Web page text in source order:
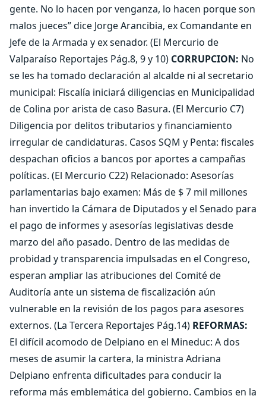
gente. No lo hacen por venganza, lo hacen porque son
malos jueces” dice Jorge Arancibia, ex Comandante en
Jefe de la Armada y ex senador. (El Mercurio de
Valparaíso Reportajes Pág.8, 9 y 10) CORRUPCION: No
se les ha tomado declaración al alcalde ni al secretario
municipal: Fiscalía iniciará diligencias en Municipalidad
de Colina por arista de caso Basura. (El Mercurio C7)
Diligencia por delitos tributarios y financiamiento
irregular de candidaturas. Casos SQM y Penta: fiscales
despachan oficios a bancos por aportes a campañas
políticas. (El Mercurio C22) Relacionado: Asesorías
parlamentarias bajo examen: Más de $ 7 mil millones
han invertido la Cámara de Diputados y el Senado para
el pago de informes y asesorías legislativas desde
marzo del año pasado. Dentro de las medidas de
probidad y transparencia impulsadas en el Congreso,
esperan ampliar las atribuciones del Comité de
Auditoría ante un sistema de fiscalización aún
vulnerable en la revisión de los pagos para asesores
externos. (La Tercera Reportajes Pág.14) REFORMAS:
El difícil acomodo de Delpiano en el Mineduc: A dos
meses de asumir la cartera, la ministra Adriana
Delpiano enfrenta dificultades para conducir la
reforma más emblemática del gobierno. Cambios en la